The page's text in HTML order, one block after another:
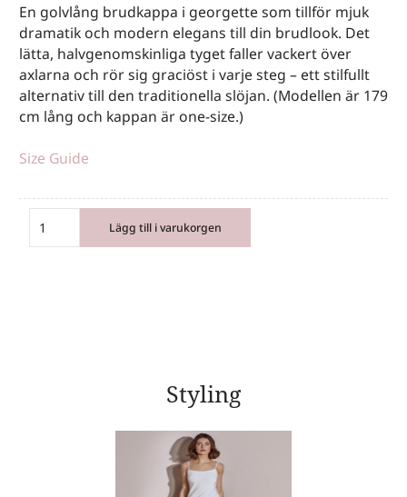
En golvlång brudkappa i georgette som tillför mjuk
dramatik och modern elegans till din brudlook. Det
lätta, halvgenomskinliga tyget faller vackert över
axlarna och rör sig graciöst i varje steg – ett stilfullt
alternativ till den traditionella slöjan. (Modellen är 179
cm lång och kappan är one-size.)
Size Guide
Lägg till i varukorgen
Styling